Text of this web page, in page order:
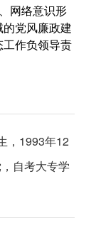
网络意识形
党风廉政建
作负领导责
，1993年12
自考大专学